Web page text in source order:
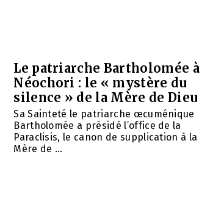
Le patriarche Bartholomée à
Néochori : le « mystère du
silence » de la Mère de Dieu
Sa Sainteté le patriarche œcuménique
Bartholomée a présidé l’office de la
Paraclisis, le canon de supplication à la
Mère de ...